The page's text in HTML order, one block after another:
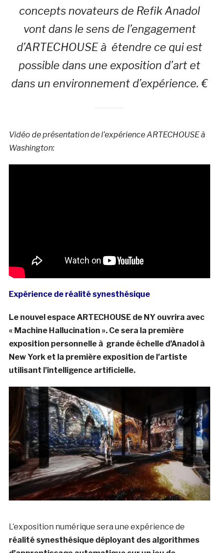
concepts novateurs de Refik Anadol
vont dans le sens de l’engagement
d’ARTECHOUSE à étendre ce qui est
possible dans une exposition d’art et
dans un environnement d’expérience. €
Vidéo de présentation de l’expérience ARTECHOUSE à
Washington:
Expérience de réalité synesthésique
Le nouvel espace ARTECHOUSE de NY ouvrira avec
« Machine Hallucination ». Ce sera la première
exposition personnelle à grande échelle d’Anadol à
New York et la première exposition de l’artiste
utilisant l’intelligence artificielle.
L’exposition numérique sera une expérience de
réalité synesthésique déployant des algorithmes